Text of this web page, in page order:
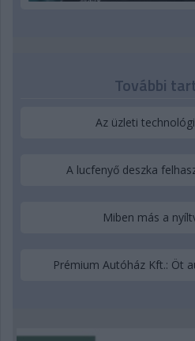
További
Az üzleti
A lucfenyő deszka
Miben más a
Prémium Autóház Kft.: Öt